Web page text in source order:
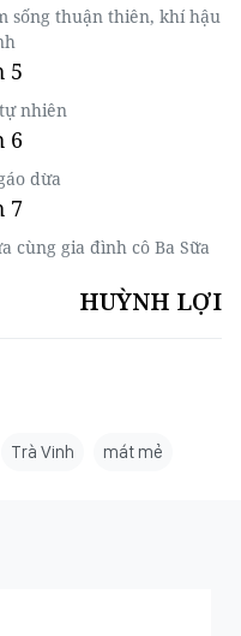
sống thuận thiên, khí hậu
nhiên
dừa
cùng gia đình cô Ba Sữa
HUỲNH LỢI
Trà Vinh mát mẻ